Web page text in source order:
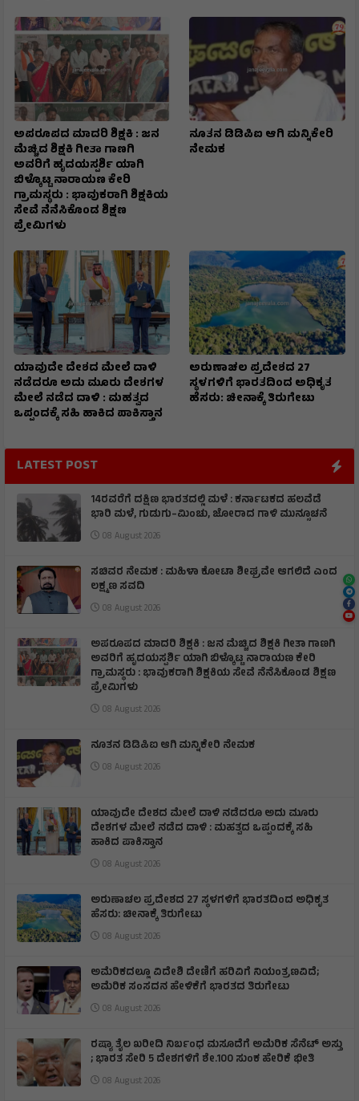
ಅಪರೂಪದ ಮಾದರಿ ಶಿಕ್ಷಕಿ : ಜನ
ಮೆಚ್ಚಿದ ಶಿಕ್ಷಕಿ ಗೀತಾ ಗಾಣಗಿ
ಅವರಿಗೆ ಹೃದಯಸ್ಪರ್ಶಿ ಯಾಗಿ
ಬಿಳ್ಕೊಟ್ಟ ನಾರಾಯಣ ಕೇರಿ
ಗ್ರಾಮಸ್ಥರು : ಭಾವುಕರಾಗಿ ಶಿಕ್ಷಕಿಯ
ಸೇವೆ ನೆನೆಸಿಕೊಂಡ ಶಿಕ್ಷಣ
ಪ್ರೇಮಿಗಳು
ನೂತನ ಡಿಡಿಪಿಐ ಆಗಿ ಮನ್ನಿಕೇರಿ
ನೇಮಕ
ಯಾವುದೇ ದೇಶದ ಮೇಲೆ ದಾಳಿ
ನಡೆದರೂ ಅದು ಮೂರು ದೇಶಗಳ
ಮೇಲೆ ನಡೆದ ದಾಳಿ : ಮಹತ್ವದ
ಒಪ್ಪಂದಕ್ಕೆ ಸಹಿ ಹಾಕಿದ ಪಾಕಿಸ್ತಾನ
ಅರುಣಾಚಲ ಪ್ರದೇಶದ 27
ಸ್ಥಳಗಳಿಗೆ ಭಾರತದಿಂದ ಅಧಿಕೃತ
ಹೆಸರು: ಚೀನಾಕ್ಕೆ ತಿರುಗೇಟು
LATEST POST
14ರವರೆಗೆ ದಕ್ಷಿಣ ಭಾರತದಲ್ಲಿ ಮಳೆ : ಕರ್ನಾಟಕದ ಹಲವೆಡೆ
ಭಾರಿ ಮಳೆ, ಗುಡುಗು–ಮಿಂಚು, ಜೋರಾದ ಗಾಳಿ ಮುನ್ಸೂಚನೆ
08 August 2026
ಸಚಿವರ ನೇಮಕ : ಮಹಿಳಾ ಕೋಟಾ ಶೀಘ್ರವೇ ಆಗಲಿದೆ ಎಂದ
ಲಕ್ಷ್ಮಣ ಸವದಿ
08 August 2026
ಅಪರೂಪದ ಮಾದರಿ ಶಿಕ್ಷಕಿ : ಜನ ಮೆಚ್ಚಿದ ಶಿಕ್ಷಕಿ ಗೀತಾ ಗಾಣಗಿ
ಅವರಿಗೆ ಹೃದಯಸ್ಪರ್ಶಿ ಯಾಗಿ ಬಿಳ್ಕೊಟ್ಟ ನಾರಾಯಣ ಕೇರಿ
ಗ್ರಾಮಸ್ಥರು : ಭಾವುಕರಾಗಿ ಶಿಕ್ಷಕಿಯ ಸೇವೆ ನೆನೆಸಿಕೊಂಡ ಶಿಕ್ಷಣ
ಪ್ರೇಮಿಗಳು
08 August 2026
ನೂತನ ಡಿಡಿಪಿಐ ಆಗಿ ಮನ್ನಿಕೇರಿ ನೇಮಕ
08 August 2026
ಯಾವುದೇ ದೇಶದ ಮೇಲೆ ದಾಳಿ ನಡೆದರೂ ಅದು ಮೂರು
ದೇಶಗಳ ಮೇಲೆ ನಡೆದ ದಾಳಿ : ಮಹತ್ವದ ಒಪ್ಪಂದಕ್ಕೆ ಸಹಿ
ಹಾಕಿದ ಪಾಕಿಸ್ತಾನ
08 August 2026
ಅರುಣಾಚಲ ಪ್ರದೇಶದ 27 ಸ್ಥಳಗಳಿಗೆ ಭಾರತದಿಂದ ಅಧಿಕೃತ
ಹೆಸರು: ಚೀನಾಕ್ಕೆ ತಿರುಗೇಟು
08 August 2026
ಅಮೆರಿಕದಲ್ಲೂ ವಿದೇಶಿ ದೇಣಿಗೆ ಹರಿವಿಗೆ ನಿಯಂತ್ರಣವಿದೆ;
ಅಮೆರಿಕ ಸಂಸದನ ಹೇಳಿಕೆಗೆ ಭಾರತದ ತಿರುಗೇಟು
08 August 2026
ರಷ್ಯಾ ತೈಲ ಖರೀದಿ ನಿರ್ಬಂಧ ಮಸೂದೆಗೆ ಅಮೆರಿಕ ಸೆನೆಟ್ ಅಸ್ತು
; ಭಾರತ ಸೇರಿ 5 ದೇಶಗಳಿಗೆ ಶೇ.100 ಸುಂಕ ಹೇರಿಕೆ ಭೀತಿ
08 August 2026